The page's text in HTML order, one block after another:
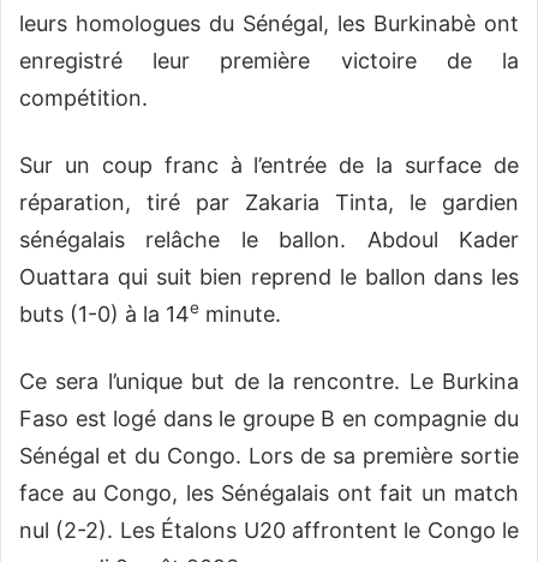
leurs homologues du Sénégal, les Burkinabè ont
enregistré leur première victoire de la
compétition.
Sur un coup franc à l’entrée de la surface de
réparation, tiré par Zakaria Tinta, le gardien
sénégalais relâche le ballon. Abdoul Kader
Ouattara qui suit bien reprend le ballon dans les
buts (1-0) à la 14e minute.
Ce sera l’unique but de la rencontre. Le Burkina
Faso est logé dans le groupe B en compagnie du
Sénégal et du Congo. Lors de sa première sortie
face au Congo, les Sénégalais ont fait un match
nul (2-2). Les Étalons U20 affrontent le Congo le